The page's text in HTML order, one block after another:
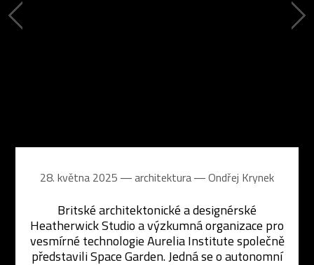
28. května 2025 ― architektura ―Ondřej Krynek
Britské architektonické a designérské
Heatherwick Studio a výzkumná organizace pro
vesmírné technologie Aurelia Institute společně
představili Space Garden. Jedná se o autonomní